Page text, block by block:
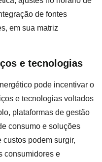
de fontes
em sua matriz
e tecnologias
pode incentivar o
e tecnologias voltados
plataformas de gestão
consumo e soluções
podem surgir,
consumidores e